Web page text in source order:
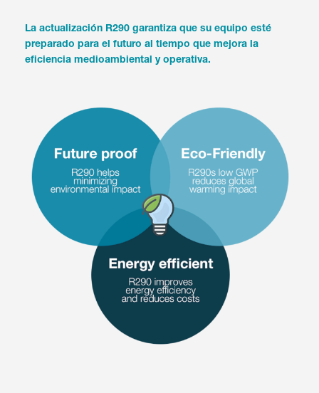
La actualización R290 garantiza que su equipo esté
preparado para el futuro al tiempo que mejora la
eficiencia medioambiental y operativa.